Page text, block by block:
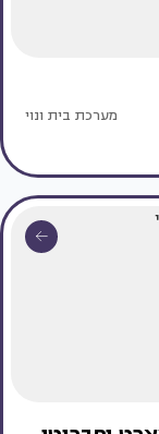
מערכת בית ונוי